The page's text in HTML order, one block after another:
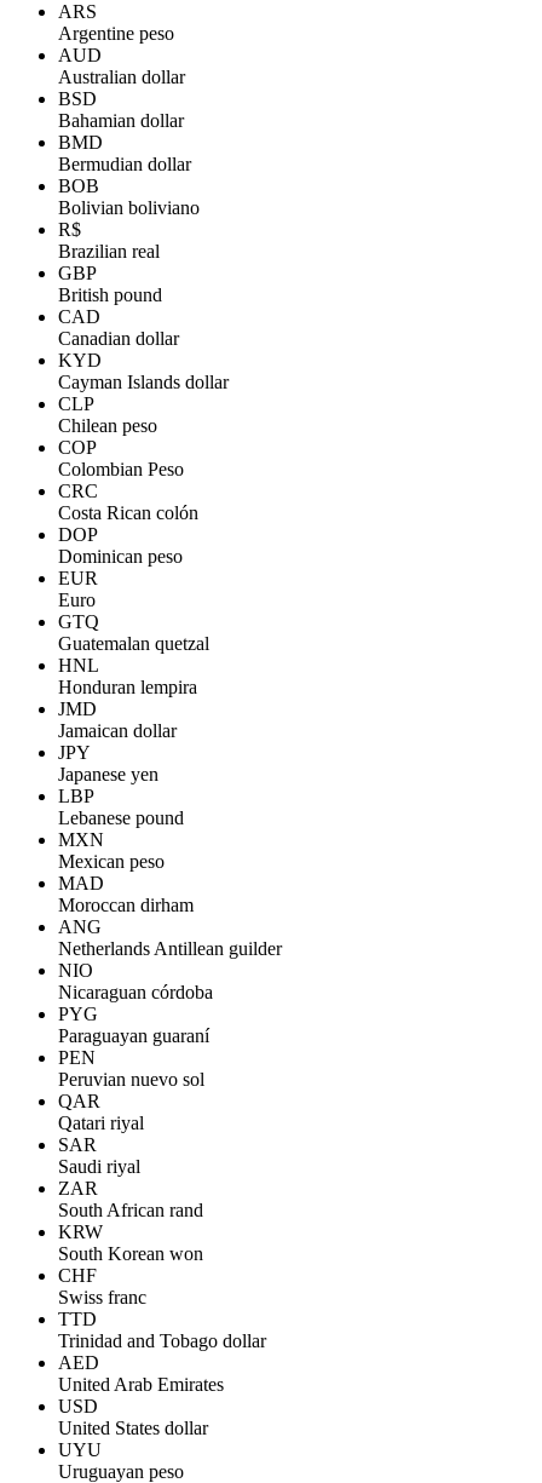
ARS
Argentine peso
AUD
Australian dollar
BSD
Bahamian dollar
BMD
Bermudian dollar
BOB
Bolivian boliviano
R$
Brazilian real
GBP
British pound
CAD
Canadian dollar
KYD
Cayman Islands dollar
CLP
Chilean peso
COP
Colombian Peso
CRC
Costa Rican colón
DOP
Dominican peso
EUR
Euro
GTQ
Guatemalan quetzal
HNL
Honduran lempira
JMD
Jamaican dollar
JPY
Japanese yen
LBP
Lebanese pound
MXN
Mexican peso
MAD
Moroccan dirham
ANG
Netherlands Antillean guilder
NIO
Nicaraguan córdoba
PYG
Paraguayan guaraní
PEN
Peruvian nuevo sol
QAR
Qatari riyal
SAR
Saudi riyal
ZAR
South African rand
KRW
South Korean won
CHF
Swiss franc
TTD
Trinidad and Tobago dollar
AED
United Arab Emirates
USD
United States dollar
UYU
Uruguayan peso